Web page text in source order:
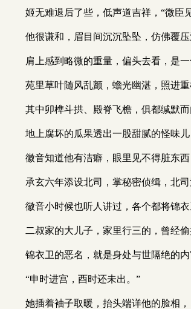
姬无难退后了些，低声道吉祥，“微臣
他很谦和，眉目间沉沉坠坠，仿佛覆压
肩上感到略微的重量，偏头去看，是
苑里草叶随风乱颤，蟾光幽湛，照进
其中卯榫斗拱、殿脊飞檐，俱都缄默
地上腐坏的瓜果透出一股甜腻的怪味
徽音知道他有洁癖，眼里见不得脏东
承玄六年添设北司，掌秘密侦缉，北
徽音小时候也听人讲过，各个都将锦衣
二叔家的大儿子，家里行三的，曾经
锦衣卫的恶名，就是身处与世隔绝的
“申时进宫，酉时还未出。”
她插着袖子取暖，抬头端详他的脸相，